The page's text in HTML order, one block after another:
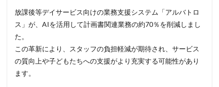
放課後等デイサービス向けの業務支援システム「アルバトロ
ス」が、AIを活用して計画書関連業務の約70％を削減しまし
た。
この革新により、スタッフの負担軽減が期待され、サービス
の質向上や子どもたちへの支援がより充実する可能性があり
ます。